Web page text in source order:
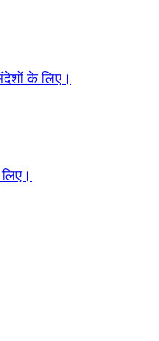
के लिए।